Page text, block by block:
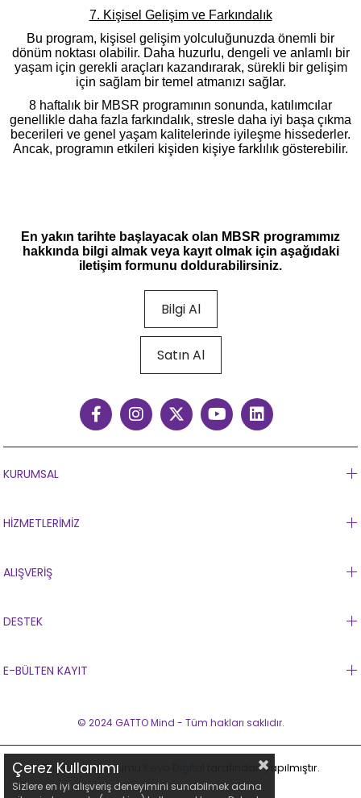
7. Kişisel Gelişim ve Farkındalık
Bu program, kişisel gelişim yolculuğunuzda önemli bir
dönüm noktası olabilir. Daha huzurlu, dengeli ve anlamlı bir
yaşam için gerekli araçları kazandırarak, sürekli bir gelişim
için sağlam bir temel atmanızı sağlar.
8 haftalık bir MBSR programının sonunda, katılımcılar
genellikle daha fazla farkındalık, stresle daha iyi başa çıkma
becerileri ve genel yaşam kalitelerinde iyileşme hissederler.
Ancak, programın etkileri kişiden kişiye farklılık gösterebilir.
En yakın tarihte başlayacak olan MBSR programımız
hakkında bilgi almak veya kayıt olmak için aşağıdaki
iletişim formunu doldurabilirsiniz.
Bilgi Al
Satın Al
KURUMSAL
HİZMETLERİMİZ
ALIŞVERİŞ
DESTEK
E-BÜLTEN KAYIT
© 2024 GATTO Mind - Tüm hakları saklıdır.
Bu sitenin kurulumu tarafından yapılmıştır.
Çerez Kullanımı
Sizlere en iyi alışveriş deneyimini sunabilmek adına